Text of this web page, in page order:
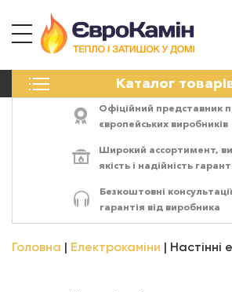
Каталог
ПЕЧІ
ЕЛЕКТРОКАМІНИ
АКСЕСУАРИ
Офіційний представник
європейських виробників
Широкий ассортимент,
якість і надійність
Безкоштовні
гарантія від виробника
Головна Електрокаміни Настінні